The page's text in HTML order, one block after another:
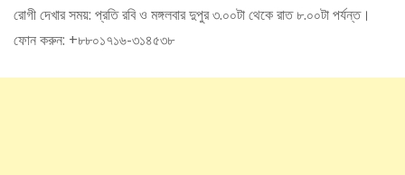
রোগী দেখার সময়: প্রতি রবি ও মঙ্গলবার দুপুর ৩.০০টা থেকে রাত ৮.০০টা পর্যন্ত।
ফোন করুন: +৮৮০১৭১৬-৩১৪৫৩৮